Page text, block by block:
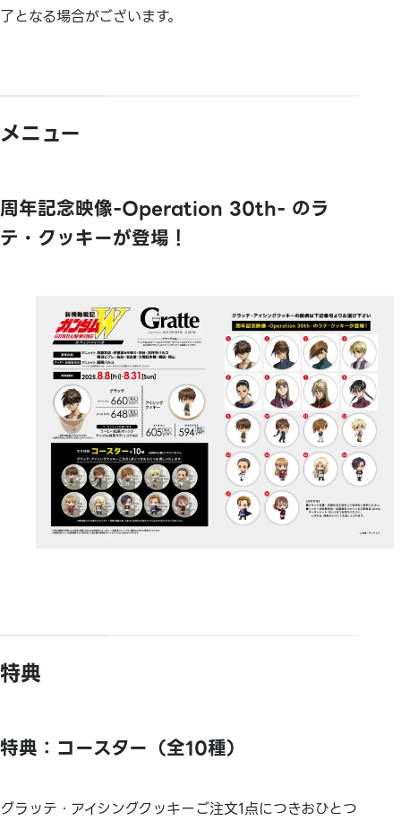
了となる場合がございます。
メニュー
周年記念映像-Operation 30th- のラ
テ・クッキーが登場！
特典
特典：コースター（全10種）
グラッテ・アイシングクッキーご注文1点につきおひとつ